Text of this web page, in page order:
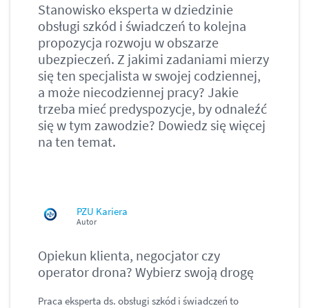
PZU Kariera
Autor
Stanowisko eksperta w dziedzinie
obsługi szkód i świadczeń to kolejna
propozycja rozwoju w obszarze
ubezpieczeń. Z jakimi zadaniami mierzy
się ten specjalista w swojej codziennej,
a może niecodziennej pracy? Jakie
trzeba mieć predyspozycje, by odnaleźć
się w tym zawodzie? Dowiedz się więcej
na ten temat.
Opiekun klienta, negocjator czy
operator drona? Wybierz swoją drogę
Praca eksperta ds. obsługi szkód i świadczeń to